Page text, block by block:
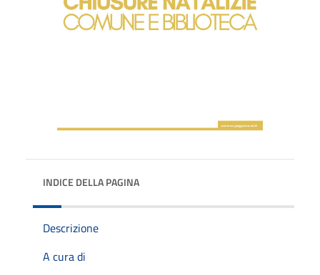
INDICE DELLA PAGINA
Descrizione
A cura di